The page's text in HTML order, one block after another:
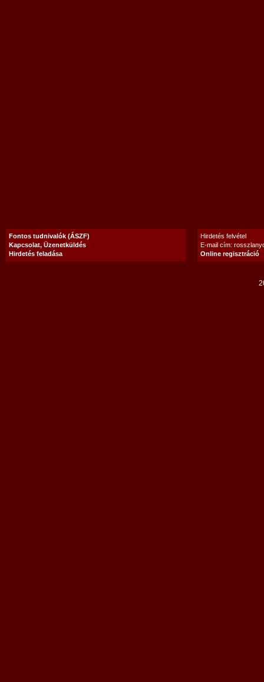
Fontos tudnivalók (ÁSZF)
Kapcsolat, Üzenetküldés
Hirdetés feladása
Hirdetés felvétel
E-mail cím:
Online regisztráció